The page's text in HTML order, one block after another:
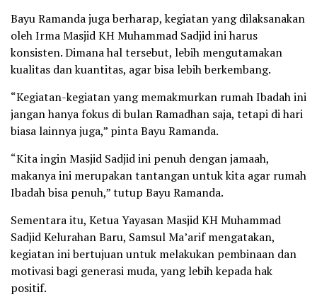
Bayu Ramanda juga berharap, kegiatan yang dilaksanakan
oleh Irma Masjid KH Muhammad Sadjid ini harus
konsisten. Dimana hal tersebut, lebih mengutamakan
kualitas dan kuantitas, agar bisa lebih berkembang.
“Kegiatan-kegiatan yang memakmurkan rumah Ibadah ini
jangan hanya fokus di bulan Ramadhan saja, tetapi di hari
biasa lainnya juga,” pinta Bayu Ramanda.
“Kita ingin Masjid Sadjid ini penuh dengan jamaah,
makanya ini merupakan tantangan untuk kita agar rumah
Ibadah bisa penuh,” tutup Bayu Ramanda.
Sementara itu, Ketua Yayasan Masjid KH Muhammad
Sadjid Kelurahan Baru, Samsul Ma’arif mengatakan,
kegiatan ini bertujuan untuk melakukan pembinaan dan
motivasi bagi generasi muda, yang lebih kepada hak
positif.